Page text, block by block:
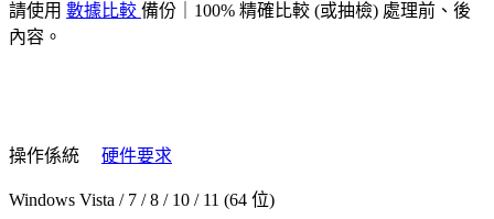
請使用 數據比較 備份｜100% 精確比較 (或抽檢) 處理前、後
內容。
操作係統 硬件要求
Windows Vista / 7 / 8 / 10 / 11 (64 位)